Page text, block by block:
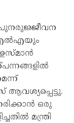
പുനരുജ്ജീവന
ഉസ്മാൻ
ആവശ്യപ്പെട്ടു.
ഒരു
മന്ത്രി